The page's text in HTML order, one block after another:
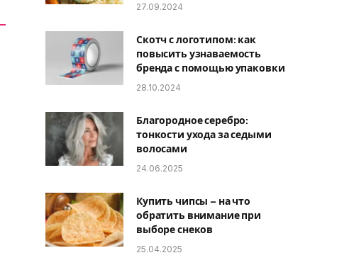
27.09.2024
Скотч с логотипом: как
повысить узнаваемость
бренда с помощью упаковки
28.10.2024
Благородное серебро:
тонкости ухода за седыми
волосами
24.06.2025
Купить чипсы – на что
обратить внимание при
выборе снеков
25.04.2025